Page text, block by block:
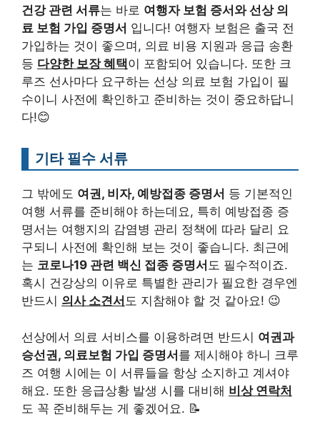
건강 관련 서류는 바로 여행자 보험 증서와 선상 의
료 보험 가입 증명서 입니다! 여행자 보험은 출국 전
가입하는 것이 좋으며, 의료 비용 지원과 응급 송환
등 다양한 보장 혜택이 포함되어 있습니다. 또한 크
루즈 선사마다 요구하는 선상 의료 보험 가입이 필
수이니 사전에 확인하고 준비하는 것이 중요하답니
다!😊
기타 필수 서류
그 밖에도 여권, 비자, 예방접종 증명서 등 기본적인
여행 서류를 준비해야 하는데요, 특히 예방접종 증
명서는 여행지의 감염병 관리 정책에 따라 달리 요
구되니 사전에 확인해 보는 것이 좋습니다. 최근에
는 코로나19 관련 백신 접종 증명서 도 필수적이죠.
혹시 건강상의 이유로 특별한 관리가 필요한 경우엔
반드시 의사 소견서 도 지참해야 할 것 같아요! 😉
선상에서 의료 서비스를 이용하려면 반드시 여권과
승선권, 의료보험 가입 증명서를 제시해야 하니 크루
즈 여행 시에는 이 서류들을 항상 소지하고 계셔야
해요. 또한 응급상황 발생 시를 대비해 비상 연락처
도 꼭 준비해두는 게 좋겠어요. 📝